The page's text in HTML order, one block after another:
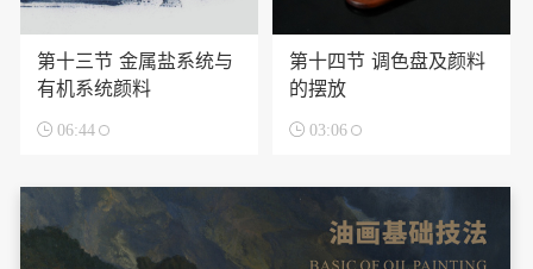
第十三节 金属盐系统与
有机系统颜料
 06:44
第十四节 调色盘及颜料
的摆放
 03:06